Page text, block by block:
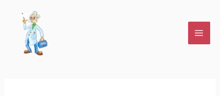
turinio
pagination